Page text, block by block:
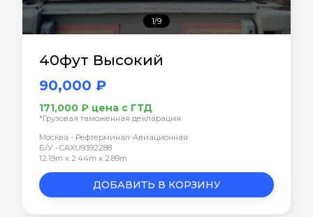
1/9
40фут Высокий
90,000 ₽
171,000 ₽ цена с ГТД
*Грузовая таможенная декларация
Москва - Рефтерминал-Авиационная
Б/У • CAXU9392288
12.19m x 2.44m x 2.89m
ДОБАВИТЬ В КОРЗИНУ